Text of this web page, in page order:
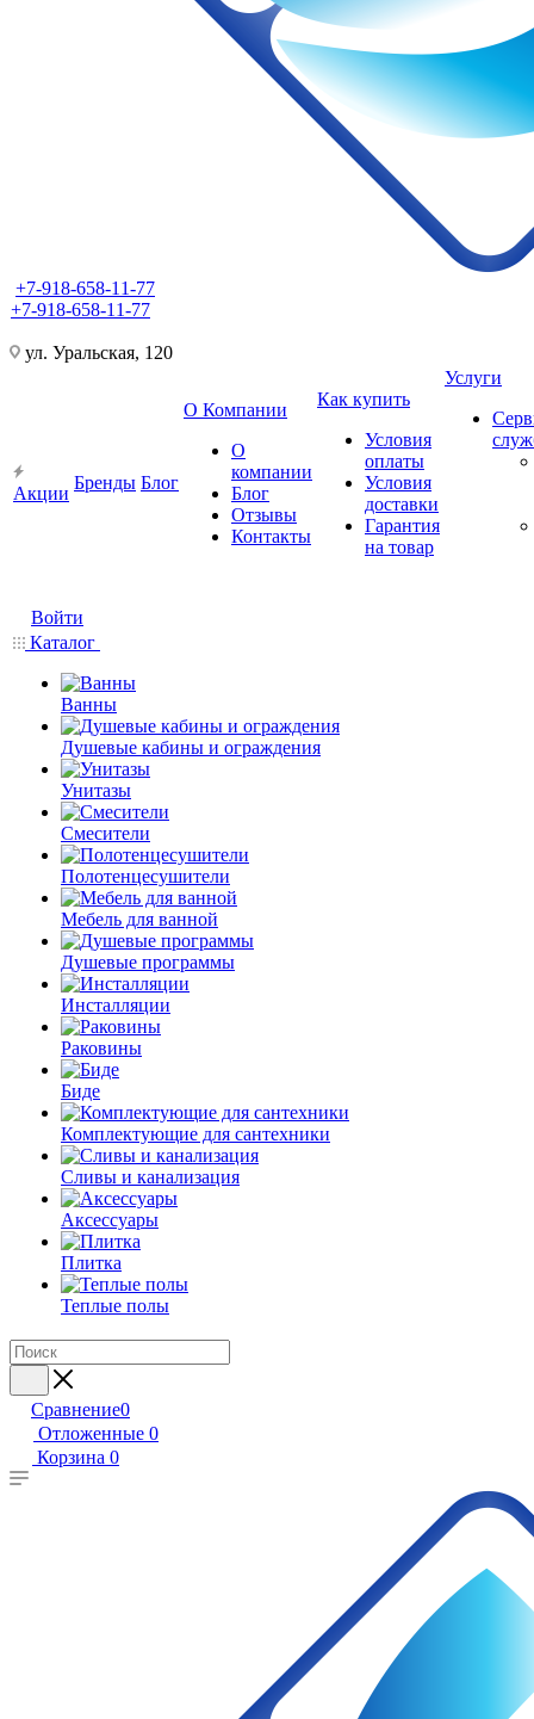
+7-918-658-11-77
+7-918-658-11-77
ул. Уральская, 120
Акции
Бренды Блог
О Компании
О
компании
Блог
Отзывы
Контакты
Как купить
Условия
оплаты
Условия
доставки
Гарантия
на товар
Услуги
Войти
Каталог
Ванны
Душевые кабины и ограждения
Унитазы
Смесители
Полотенцесушители
Мебель для ванной
Душевые программы
Инсталляции
Раковины
Биде
Комплектующие для сантехники
Сливы и канализация
Аксессуары
Плитка
Теплые полы
Сравнение0
Отложенные 0
Корзина 0